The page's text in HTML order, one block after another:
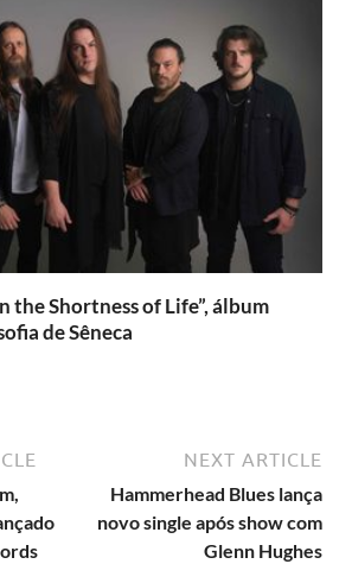
the Shortness of Life”, álbum
de Sêneca
NEXT ARTICLE
Hammerhead Blues lança
novo single após show com
Glenn Hughes